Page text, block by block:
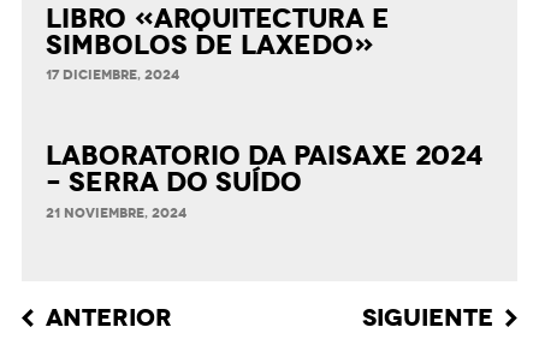
LIBRO «ARQUITECTURA E
SIMBOLOS DE LAXEDO»
17 DICIEMBRE, 2024
LABORATORIO DA PAISAXE 2024
– SERRA DO SUÍDO
21 NOVIEMBRE, 2024
Post
ANTERIOR SIGUIENTE